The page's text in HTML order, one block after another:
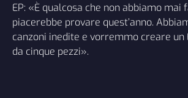
EP: «È qualcosa che non abbiamo mai
piacerebbe provare quest’anno.
canzoni inedite e vorremmo creare un
da cinque pezzi».